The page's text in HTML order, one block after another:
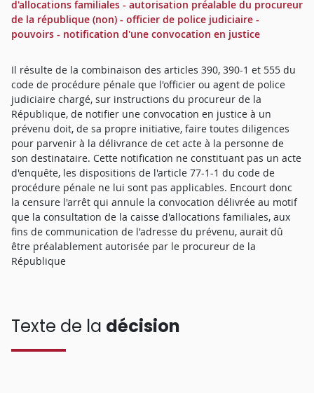
d'allocations familiales - autorisation préalable du procureur
de la république (non) - officier de police judiciaire -
pouvoirs - notification d'une convocation en justice
Il résulte de la combinaison des articles 390, 390-1 et 555 du
code de procédure pénale que l'officier ou agent de police
judiciaire chargé, sur instructions du procureur de la
République, de notifier une convocation en justice à un
prévenu doit, de sa propre initiative, faire toutes diligences
pour parvenir à la délivrance de cet acte à la personne de
son destinataire. Cette notification ne constituant pas un acte
d'enquête, les dispositions de l'article 77-1-1 du code de
procédure pénale ne lui sont pas applicables. Encourt donc
la censure l'arrêt qui annule la convocation délivrée au motif
que la consultation de la caisse d'allocations familiales, aux
fins de communication de l'adresse du prévenu, aurait dû
être préalablement autorisée par le procureur de la
République
Texte de la décision